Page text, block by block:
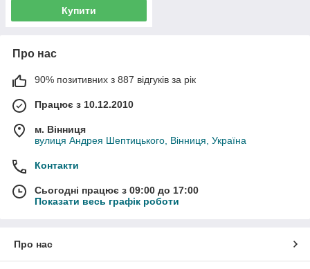
Купити
Про нас
90% позитивних з 887 відгуків за рік
Працює з 10.12.2010
м. Вінниця
вулиця Андрея Шептицького, Вінниця, Україна
Контакти
Сьогодні працює з 09:00 до 17:00
Показати весь графік роботи
Про нас